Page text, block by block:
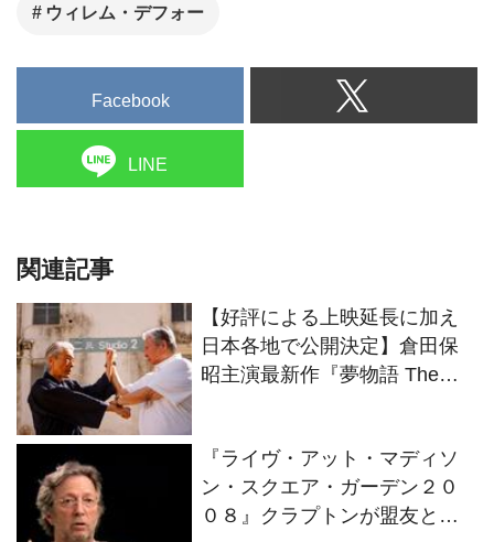
ウィレム・デフォー
Facebook
LINE
関連記事
【好評による上映延長に加え
日本各地で公開決定】倉田保
昭主演最新作『夢物語 The
『ライヴ・アット・マディソ
ン・スクエア・ガーデン２０
０８』クラプトンが盟友との